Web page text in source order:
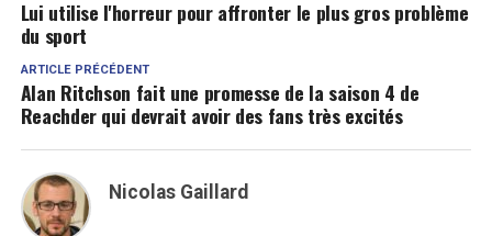
Lui utilise l'horreur pour affronter le plus gros problème
du sport
ARTICLE PRÉCÉDENT
Alan Ritchson fait une promesse de la saison 4 de
Reachder qui devrait avoir des fans très excités
Nicolas Gaillard